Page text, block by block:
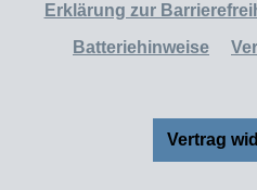
Erklärung zur
Batteriehinweise
Vertrag